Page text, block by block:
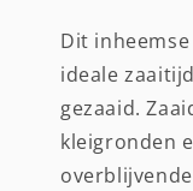
Dit
ideale
gezaaid.
kleigronden